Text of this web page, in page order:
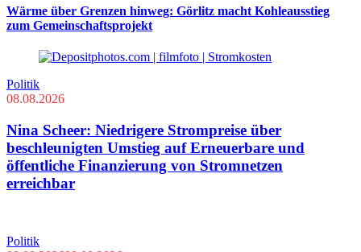
Wärme über Grenzen hinweg: Görlitz macht Kohleausstieg
zum Gemeinschaftsprojekt
Politik
08.08.2026
Nina Scheer: Niedrigere Strompreise über
beschleunigten Umstieg auf Erneuerbare und
öffentliche Finanzierung von Stromnetzen
erreichbar
Politik